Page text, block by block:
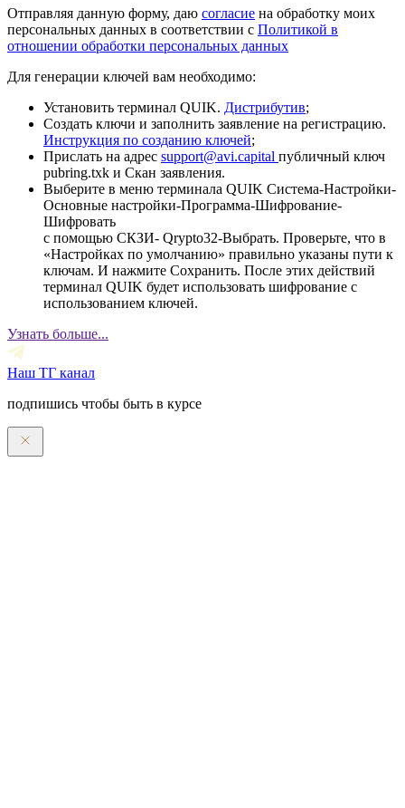
Отправляя данную форму, даю согласие на обработку моих
персональных данных в соответствии с Политикой в
отношении обработки персональных данных
Для генерации ключей вам необходимо:
Установить терминал QUIK. Дистрибутив;
Создать ключи и заполнить заявление на регистрацию.
Инструкция по созданию ключей;
Прислать на адрес support@avi.capital публичный ключ
pubring.txk и Скан заявления.
Выберите в меню терминала QUIK Система-Настройки-
Основные настройки-Программа-Шифрование-
Шифровать
с помощью СКЗИ- Qrypto32-Выбрать. Проверьте, что в
«Настройках по умолчанию» правильно указаны пути к
ключам. И нажмите Сохранить. После этих действий
терминал QUIK будет использовать шифрование с
использованием ключей.
Узнать больше...
Наш ТГ канал
подпишись чтобы быть в курсе